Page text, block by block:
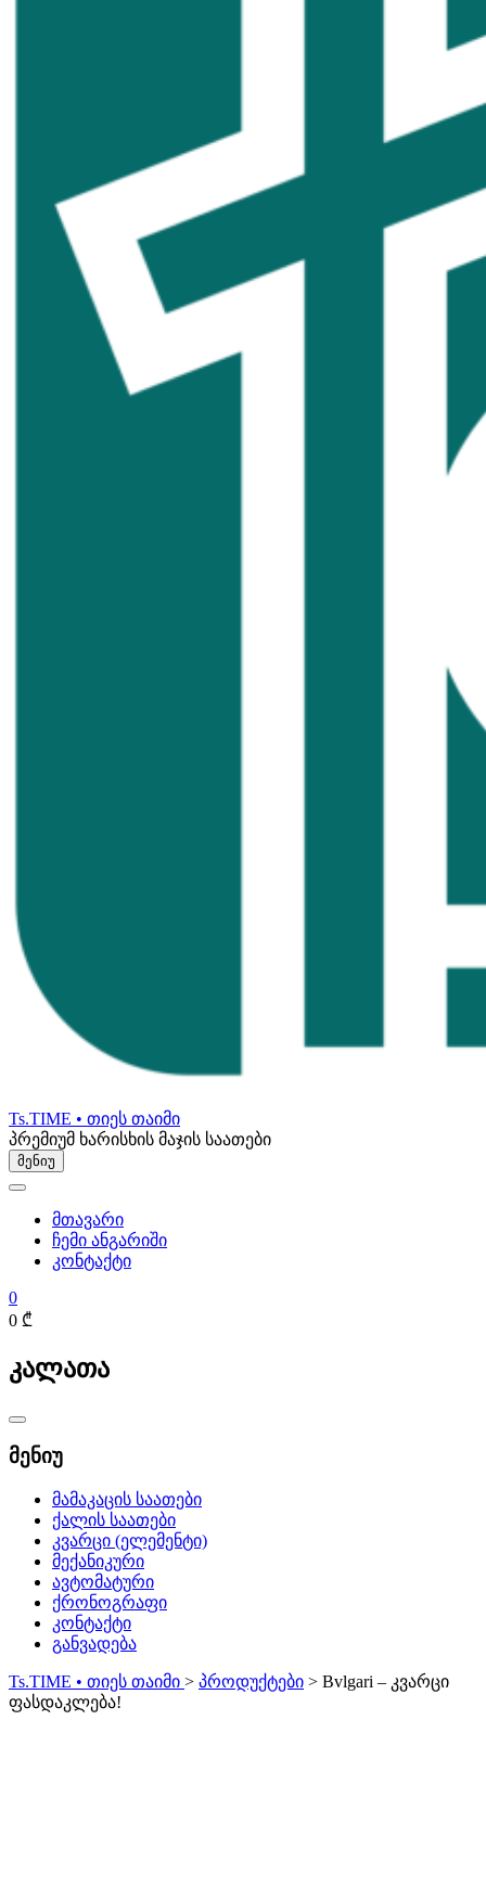
Ts.TIME • თიეს თაიმი
პრემიუმ ხარისხის მაჯის საათები
მენიუ
მთავარი
ჩემი ანგარიში
კონტაქტი
0
0 ₾
კალათა
Catalog
Menu
მენიუ
მამაკაცის საათები
ქალის საათები
კვარცი (ელემენტი)
მექანიკური
ავტომატური
ქრონოგრაფი
კონტაქტი
განვადება
Ts.TIME • თიეს თაიმი > პროდუქტები > Bvlgari – კვარცი
ფასდაკლება!